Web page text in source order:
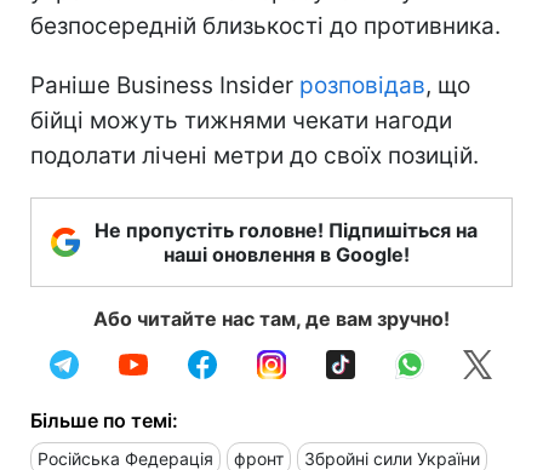
безпосередній близькості до противника.
Раніше Business Insider розповідав, що
бійці можуть тижнями чекати нагоди
подолати лічені метри до своїх позицій.
Не пропустіть головне! Підпишіться на
наші оновлення в Google!
Або читайте нас там, де вам зручно!
Більше по темі:
Російська Федерація фронт Збройні сили України